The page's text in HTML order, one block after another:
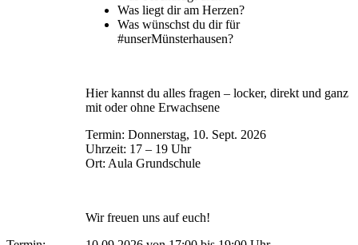
Was liegt dir am Herzen?
Was wünschst du dir für
#unserMünsterhausen?
Hier kannst du alles fragen – locker, direkt und ganz
mit oder ohne Erwachsene
Termin: Donnerstag, 10. Sept. 2026
Uhrzeit: 17 – 19 Uhr
Ort: Aula Grundschule
Wir freuen uns auf euch!